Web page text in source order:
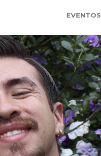
EVENTOS